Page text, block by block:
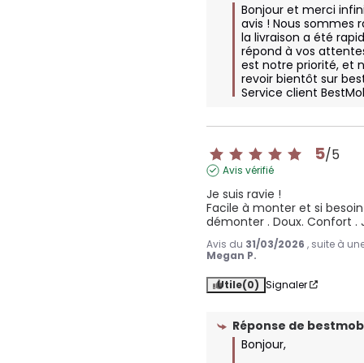
Bonjour et merci
avis ! Nous sommes
la livraison a été
répond à vos
est notre priorité, et
revoir bientôt sur
Service client
5/5
Avis vérifié
Je suis ravie !
Facile à monter et si
démonter . Doux. Confort .
Avis du 31/03/2026 , suite à
Megan P.
Utile(0) Signaler
Réponse de
Bonjour,